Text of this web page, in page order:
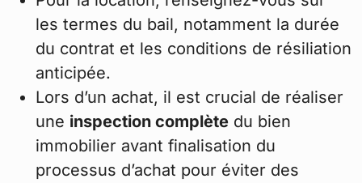
les termes du bail, notamment la durée
du contrat et les conditions de résiliation
anticipée.
Lors d’un achat, il est crucial de réaliser
une inspection complète du bien
immobilier avant finalisation du
processus d’achat pour éviter des